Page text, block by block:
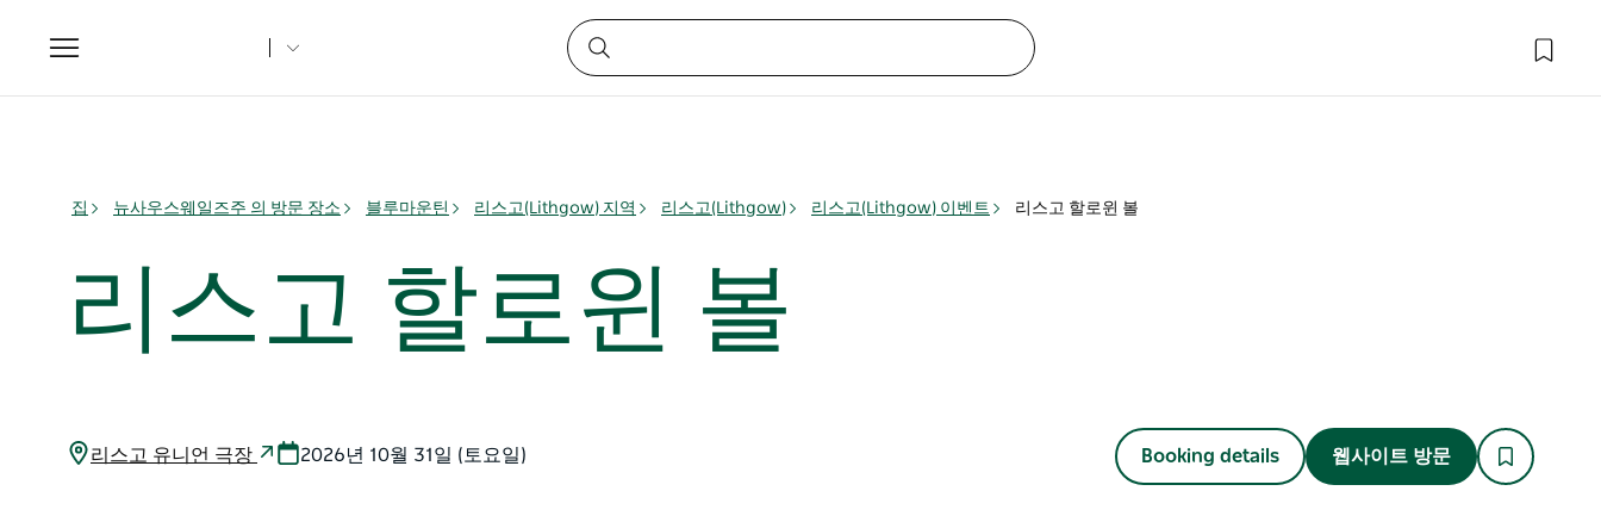
Toggle
navigation
집 뉴사우스웨일즈주 의 방문 장소 블루마운틴 리스고(Lithgow) 지역 리스고(Lithgow) 리스고(Lithgow) 이벤트 리스고 할로윈 볼
리스고 할로윈 볼
리스고 유니언 극장 2026년 10월 31일 (토요일) Booking details 웹사이트 방문